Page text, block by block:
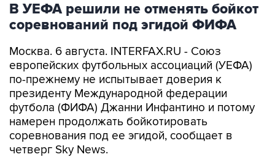
В УЕФА решили не отменять бойкот
соревнований под эгидой ФИФА
Москва. 6 августа. INTERFAX.RU - Союз
европейских футбольных ассоциаций (УЕФА)
по-прежнему не испытывает доверия к
президенту Международной федерации
футбола (ФИФА) Джанни Инфантино и потому
намерен продолжать бойкотировать
соревнования под ее эгидой, сообщает в
четверг Sky News.